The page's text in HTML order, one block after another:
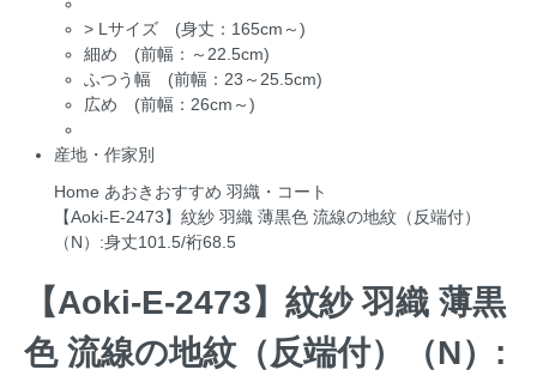
> Lサイズ (身丈：165cm～)
細め (前幅：～22.5cm)
ふつう幅 (前幅：23～25.5cm)
広め (前幅：26cm～)
産地・作家別
Home あおきおすすめ 羽織・コート
【Aoki-E-2473】紋紗 羽織 薄黒色 流線の地紋（反端付）
（N）:身丈101.5/裄68.5
【Aoki-E-2473】紋紗 羽織 薄黒
色 流線の地紋（反端付）（N）: